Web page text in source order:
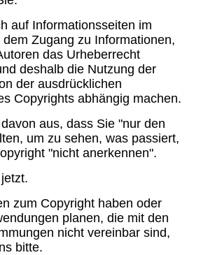
auf Informationsseiten im
Zugang zu Informationen,
das Urheberrecht
deshalb die Nutzung der
der ausdrücklichen
Copyrights abhängig machen.
aus, dass Sie "nur den
um zu sehen, was passiert,
"nicht anerkennen".
zum Copyright haben oder
planen, die mit den
nicht vereinbar sind,
bitte.